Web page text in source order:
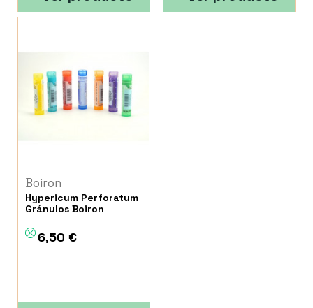
Boiron
Hypericum Perforatum
Gránulos Boiron
6,50 €